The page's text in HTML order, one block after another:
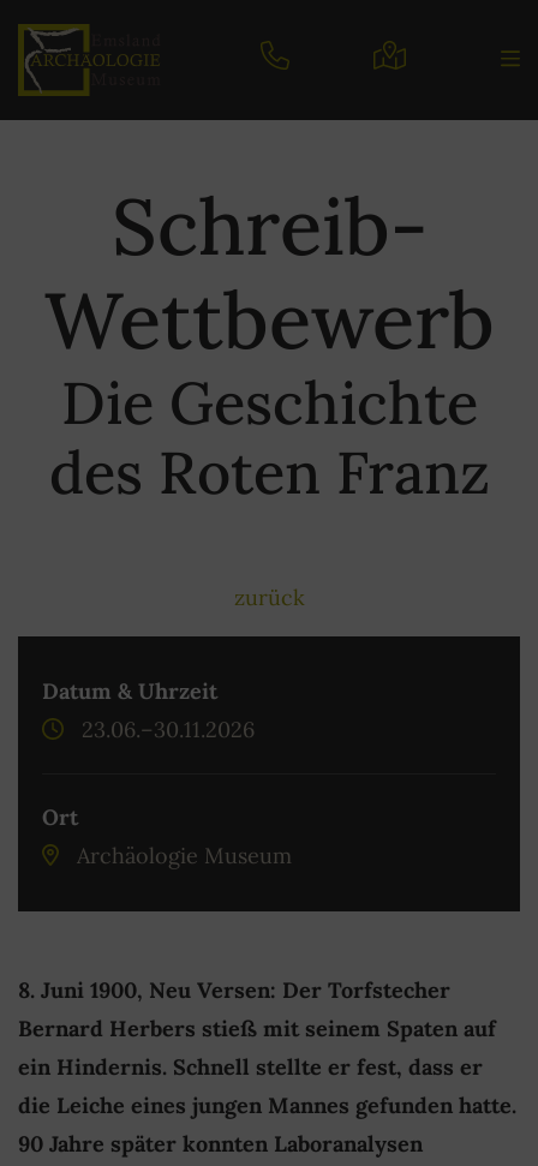
Schreib-
Wettbewerb
Die Geschichte
des Roten Franz
zurück
Datum & Uhrzeit
23.06.–30.11.2026
Ort
Archäologie Museum
8. Juni 1900, Neu Versen: Der Torfstecher
Bernard Herbers stieß mit seinem Spaten auf
ein Hindernis. Schnell stellte er fest, dass er
die Leiche eines jungen Mannes gefunden hatte.
90 Jahre später konnten Laboranalysen